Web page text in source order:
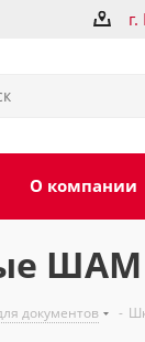
О компании
ШАМ
документов -